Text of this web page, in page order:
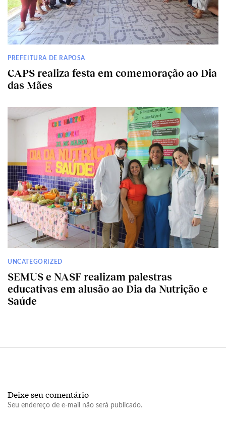
PREFEITURA DE RAPOSA
CAPS realiza festa em comemoração ao Dia
das Mães
UNCATEGORIZED
SEMUS e NASF realizam palestras
educativas em alusão ao Dia da Nutrição e
Saúde
Deixe seu comentário
Seu endereço de e-mail não será publicado.